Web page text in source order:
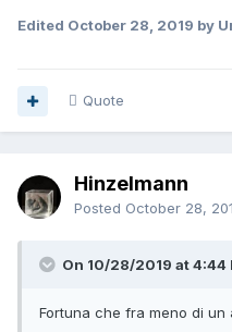
Edited October 28, 2019 by
Quote
Hinzelmann
Posted October 28,
On 10/28/2019 at 4:44
Fortuna che fra meno di un